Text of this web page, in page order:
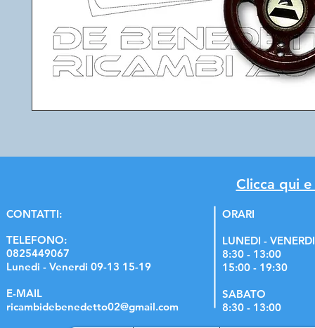
Clicca qui
CONTATTI:
TELEFONO:
0825449067
Lunedi - Venerdi 09-13 15-19
E-MAIL
ricambidebenedetto02@gmail.com
ORARI
LUNEDI - VENERDI
8:30 - 13:00
15:00 - 19:30
SABATO
8:30 - 13:00